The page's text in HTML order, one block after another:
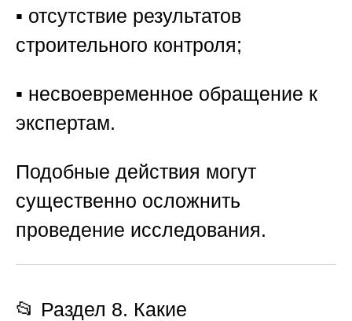
▪️ отсутствие результатов
строительного контроля;
▪️ несвоевременное обращение к
экспертам.
Подобные действия могут
существенно осложнить
проведение исследования.
📂 Раздел 8. Какие